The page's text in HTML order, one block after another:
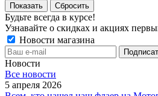
Сбросить
Будьте всегда в курсе!
Узнавайте о скидках и акциях
Новости магазина
Новости
Все новости
5 апреля 2026